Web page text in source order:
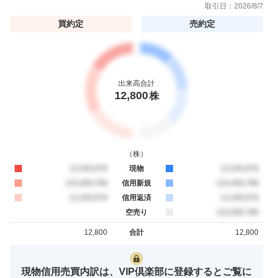
取引日： 2026/8/7
買約定 売約定
出来高合計
12,800株
（株）
現物
信用新規
信用返済
空売り
合計
12,800 12,800
現物信用売買内訳は、VIP倶楽部に登録するとご覧に